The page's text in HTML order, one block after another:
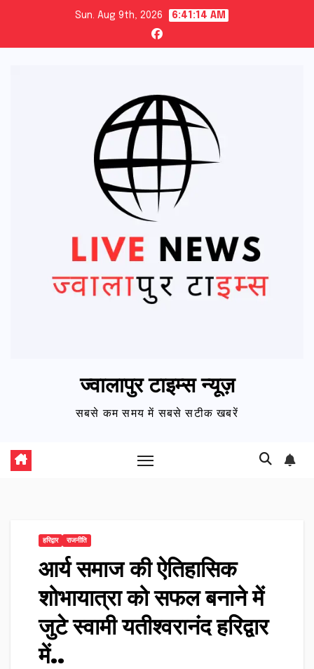
content
Sun. Aug 9th, 2026 6:41:15 AM
ज्वालापुर टाइम्स न्यूज़
सबसे कम समय में सबसे सटीक खबरें
हरिद्वार राजनीति
आर्य समाज की ऐतिहासिक
शोभायात्रा को सफल बनाने में
जुटे स्वामी यतीश्वरानंद हरिद्वार
में..